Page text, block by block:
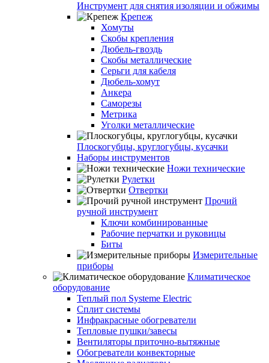
Инструмент для снятия изоляции и обжимы
Крепеж
Хомуты
Скобы крепления
Дюбель-гвоздь
Скобы металлические
Серьги для кабеля
Дюбель-хомут
Анкера
Саморезы
Метрика
Уголки металлические
Плоскогубцы, круглогубцы, кусачки
Наборы инструментов
Ножи технические
Рулетки
Отвертки
Прочий
ручной инструмент
Ключи комбинированные
Рабочие перчатки и руковицы
Биты
Измерительные
приборы
Климатическое
оборудование
Теплый пол Systeme Electric
Сплит системы
Инфракрасные обогреватели
Тепловые пушки/завесы
Вентиляторы приточно-вытяжные
Обогреватели конвекторные